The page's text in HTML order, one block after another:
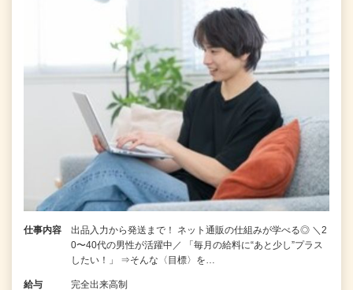
仕事内容
出品入力から発送まで！ ネット通販の仕組みが学べる◎ ＼2
0〜40代の男性が活躍中／ 「毎月の給料に“あと少し”プラス
したい！」 ⇒そんな〈目標〉を…
給与 完全出来高制